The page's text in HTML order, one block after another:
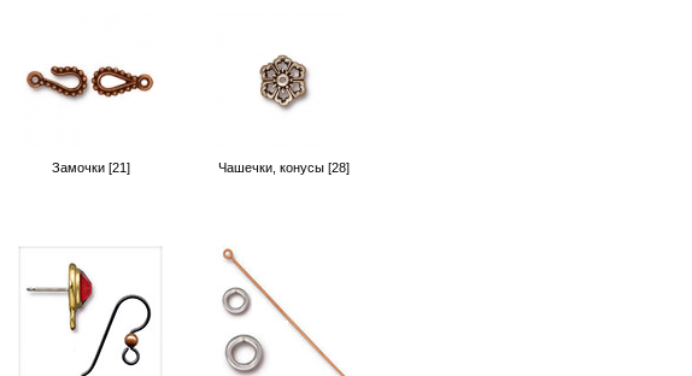
Замочки [21] Чашечки, конусы [28]